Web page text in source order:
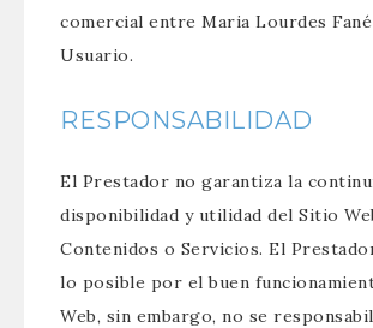
comercial entre Maria Lourdes
Usuario.
RESPONSABILIDAD
El Prestador no garantiza la
disponibilidad y utilidad del Sitio
Contenidos o Servicios. El
lo posible por el buen
Web, sin embargo, no se